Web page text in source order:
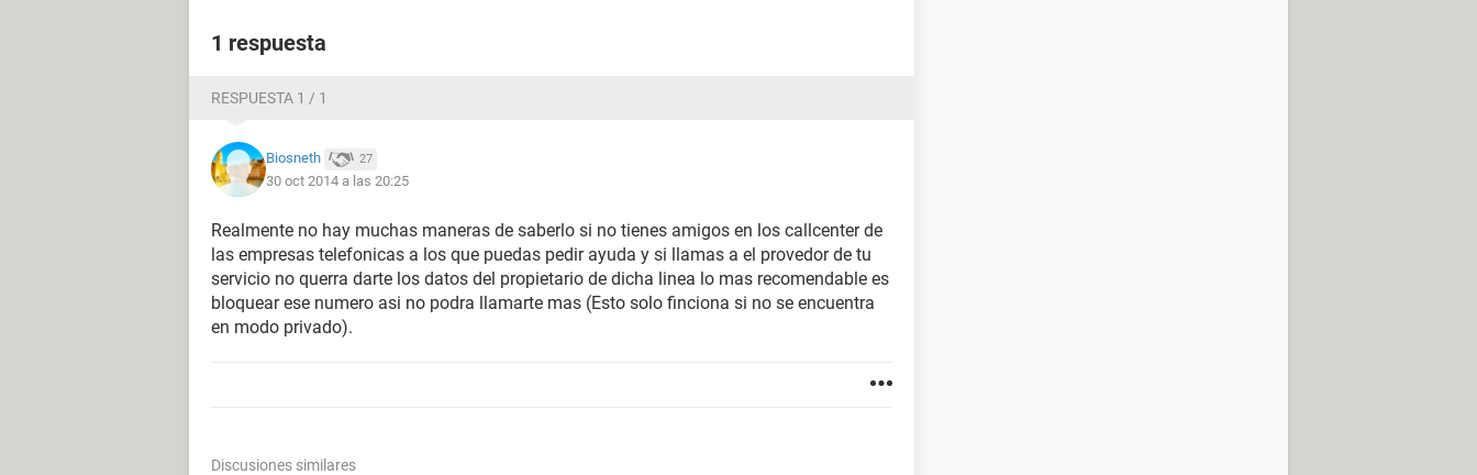
1 respuesta
RESPUESTA 1 / 1
Biosneth 27
30 oct 2014 a las 20:25
Realmente no hay muchas maneras de saberlo si no tienes amigos en los callcenter de
las empresas telefonicas a los que puedas pedir ayuda y si llamas a el provedor de tu
servicio no querra darte los datos del propietario de dicha linea lo mas recomendable es
bloquear ese numero asi no podra llamarte mas (Esto solo finciona si no se encuentra
en modo privado).
Discusiones similares